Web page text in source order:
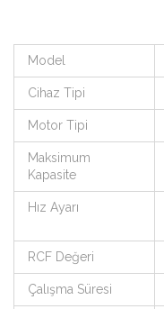
Model
Cihaz Tipi
Motor Tipi
Maksimum
Kapasite
Hız Ayarı
RCF Değeri
Çalışma Süresi